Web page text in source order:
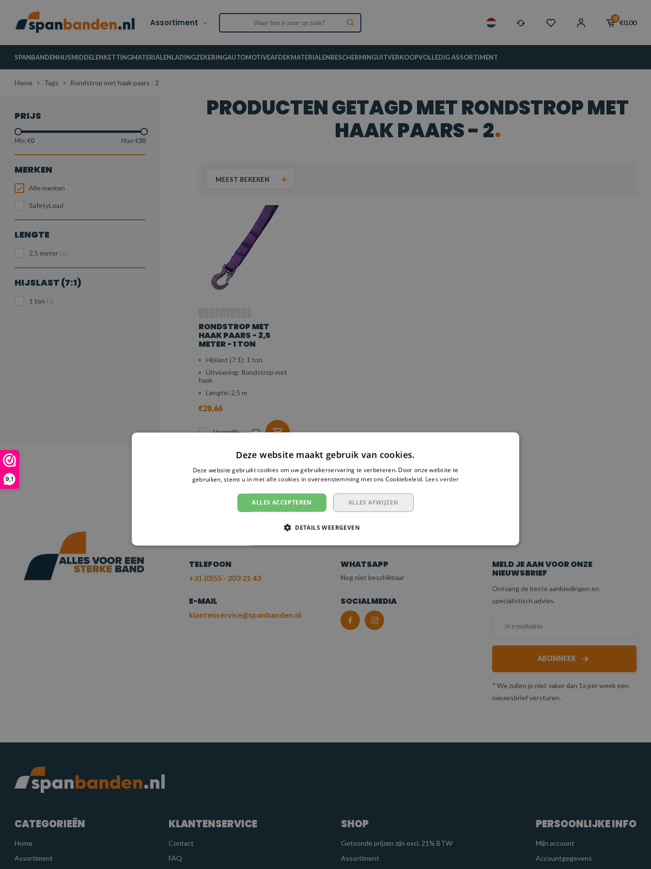
9,1
Assortiment 0
€0,00
SPANBANDENHIJSMIDDELENKETTINGMATERIALENLADINGZEKERINGAUTOMOTIVEAFDEKMATERIALENBESCHERMINGUITVERKOOPVOLLEDIG ASSORTIMENT
Home Tags Rondstrop met haak paars - 2
PRIJS
Min: €0 Max: €30
MERKEN
Alle merken
SafetyLoad
LENGTE
2,5 meter (1)
HIJSLAST (7:1)
1 ton (1)
PRODUCTEN GETAGD MET RONDSTROP MET
HAAK PAARS - 2
MEEST BEKEKEN
RONDSTROP MET
HAAK PAARS - 2,5
METER - 1 TON
Hijslast (7:1): 1 ton
Uitvoering: Rondstrop met
haak
Lengte: 2,5 m
€28,66
Vergelijk
NEEM CONTACT OP
MET ONZE KLANTENSERVICE
TELEFOON
+31 (0)55 - 203 21 43
WHATSAPP
Nog niet beschikbaar
E-MAIL
klantenservice@spanbanden.nl
SOCIALMEDIA
MELD JE AAN VOOR ONZE
NIEUWSBRIEF
Ontvang de beste aanbiedingen en
specialistisch advies.
ABONNEER
* We zullen je niet vaker dan 1x per week een
nieuwsbrief versturen.
CATEGORIEËN
Home
Assortiment
KLANTENSERVICE
Contact
FAQ
SHOP
Getoonde prijzen zijn excl. 21% BTW
Assortiment
PERSOONLIJKE INFO
Mijn account
Accountgegevens
Deze website maakt gebruik van cookies.
Deze website gebruikt cookies om uw gebruikerservaring te verbeteren. Door onze website te
gebruiken, stemt u in met alle cookies in overeenstemming met ons Cookiebeleid. Lees verder
ALLES ACCEPTEREN ALLES AFWIJZEN
DETAILS WEERGEVEN